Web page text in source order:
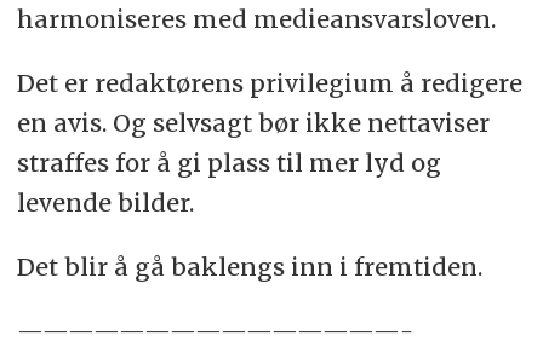
harmoniseres med medieansvarsloven.
Det er redaktørens privilegium å redigere
en avis. Og selvsagt bør ikke nettaviser
straffes for å gi plass til mer lyd og
levende bilder.
Det blir å gå baklengs inn i fremtiden.
———————————————-